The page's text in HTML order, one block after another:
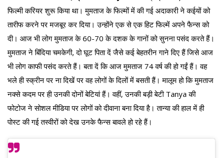
फिल्मी करियर शुरू किया था। मुमताज के फिल्मों में की गई अदाकारी ने कईयों को
तारीफ करने पर मजबूर कर दिया। उन्होंने एक से एक हिट फिल्में अपने फैन्स को
दी। आज भी लोग मुमताज के 60-70 के दशक के गानों को सुनना पसंद करते हैं।
मुमताज ने बिंदिया चमकेगी, दो घूट पिता दें जैसे कई बेहतरीन गाने दिए हैं जिसे आज
भी लोग काफी पसंद करते हैं। बता दें कि आज मुमताज 74 वर्ष की हो गईं हैं। वह
भले ही स्क्रीन पर ना दिखें पर वह लोगों के दिलों में बसती हैं। मालूम हो कि मुमताज
नक्से कदम पर ही उनकी दोनों बेटियां हैं। वहीं, उनकी बड़ी बेटी Tanya की
फोटोज ने सोशल मीडिया पर लोगों को दीवाना बना दिया है। तान्या की हाल में ही
पोस्ट की गई तस्वीरों को देख उनके फैन्स बावले हो रहे हैं।